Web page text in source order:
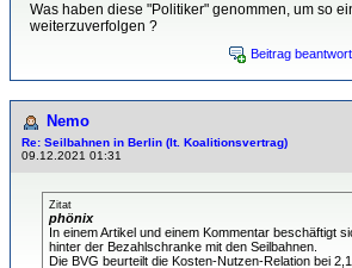
Was haben diese "Politiker" genommen, um so
weiterzuverfolgen ?
Beitrag
Nemo
Re: Seilbahnen in Berlin (lt. Koalitionsvertrag)
09.12.2021 01:31
Zitat
phönix
In einem Artikel und einem Kommentar beschäftigt
hinter der Bezahlschranke mit den Seilbahnen.
Die BVG beurteilt die Kosten-Nutzen-Relation bei